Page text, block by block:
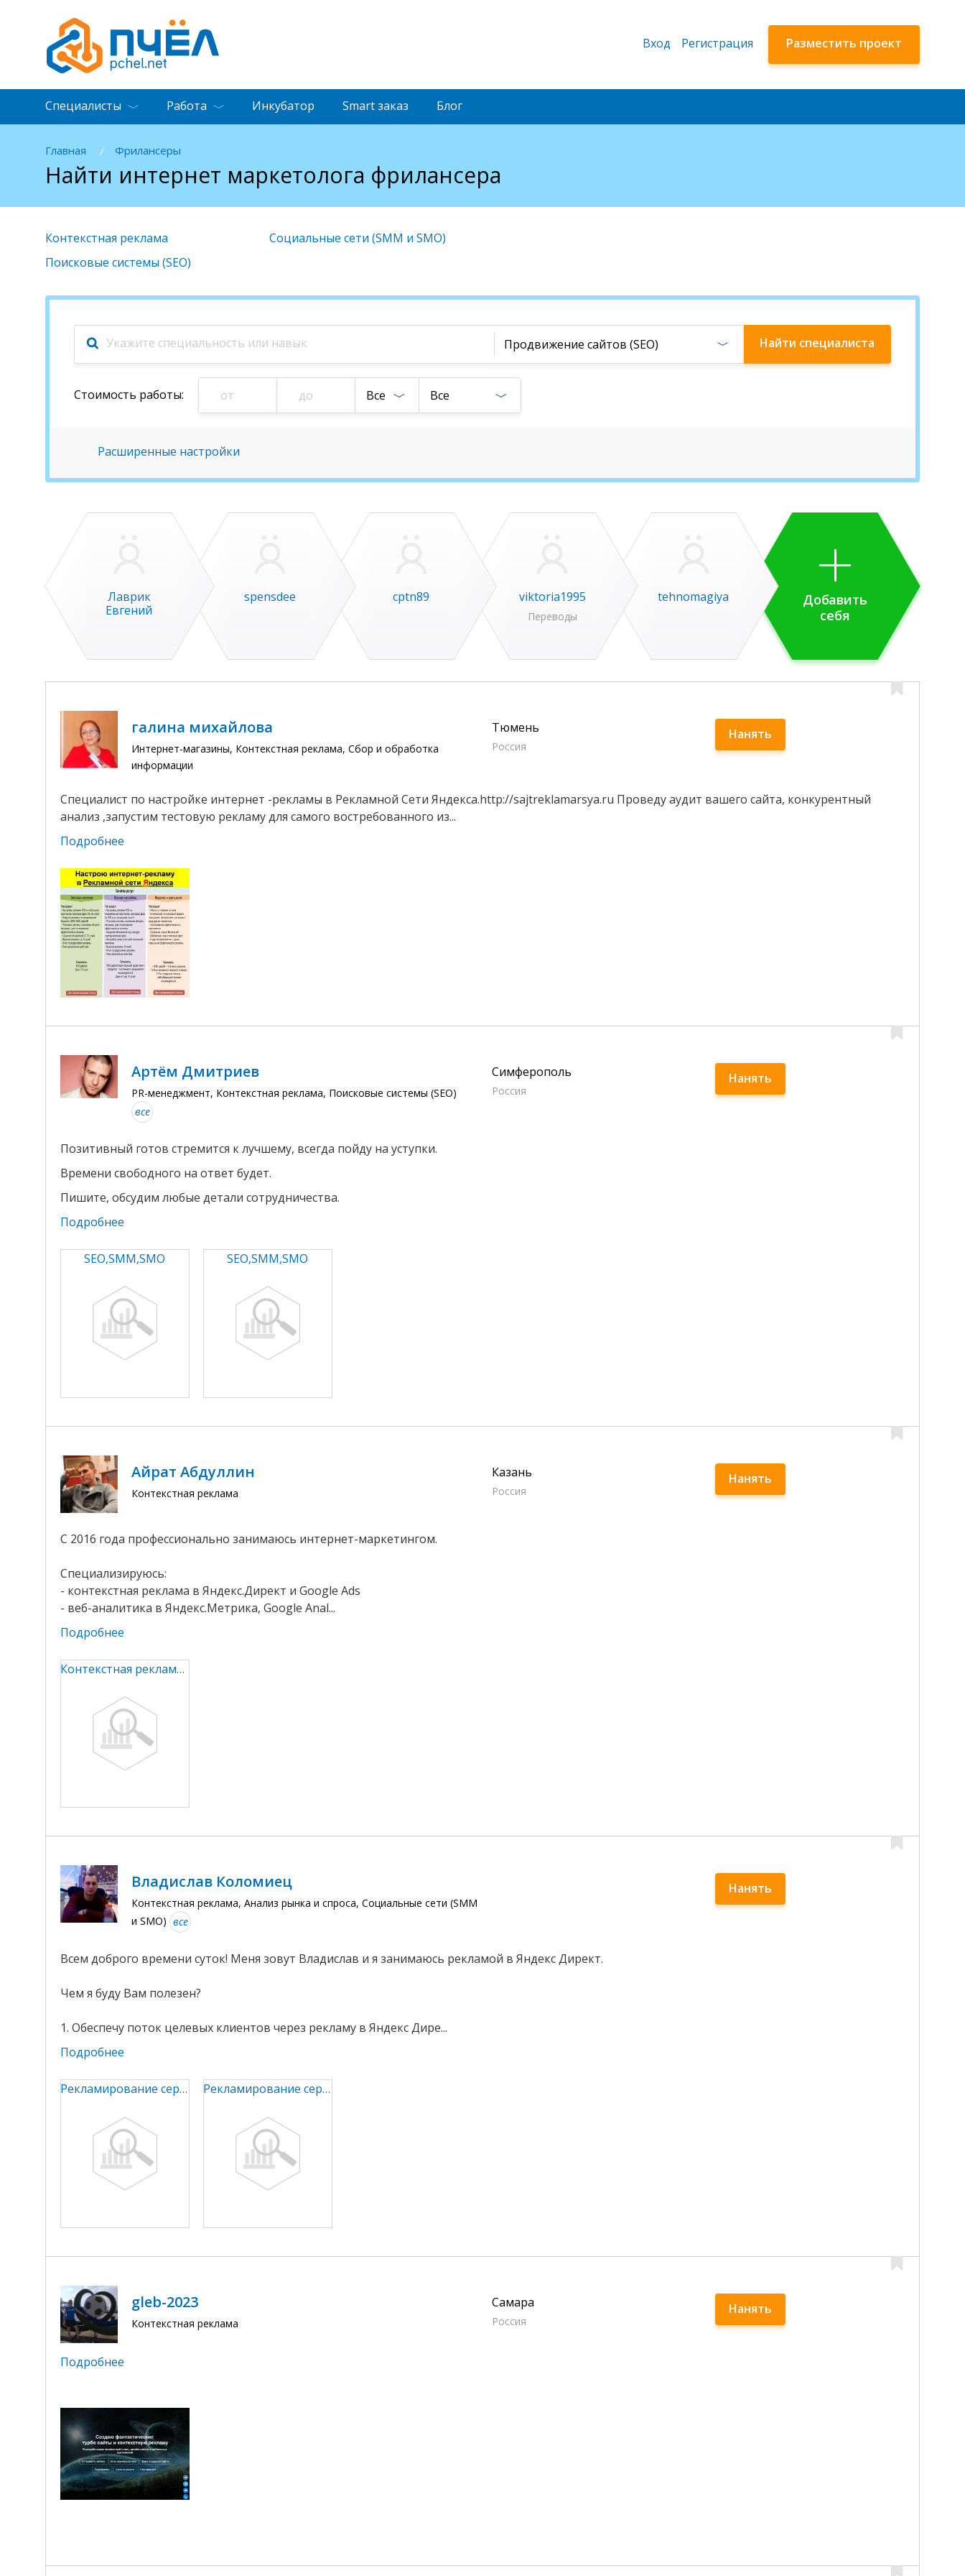
Главная / Фрилансеры
Найти интернет маркетолога фрилансера
Контекстная реклама
Поисковые системы (SEO)
Социальные сети (SMM и SMO)
Продвижение сайтов (SEO) Найти специалиста
Стоимость работы: Все Все
Расширенные настройки
Добавить
себя
tehnomagiya
viktoria1995
Переводы
cptn89
spensdee
Лаврик
Евгений
галина михайлова
Интернет-магазины, Контекстная реклама, Сбор и обработка
информации
Тюмень
Россия
Нанять
Специалист по настройке интернет -рекламы в Рекламной Сети Яндекса.http://sajtreklamarsya.ru Проведу аудит вашего сайта, конкурентный
анализ ,запустим тестовую рекламу для самого востребованного из...
Подробнее
Артём Дмитриев
PR-менеджмент, Контекстная реклама, Поисковые системы (SEO)
все
Симферополь
Россия
Нанять
Позитивный готов стремится к лучшему, всегда пойду на уступки.
Времени свободного на ответ будет.
Пишите, обсудим любые детали сотрудничества.
Подробнее
SEO,SMM,SMO SEO,SMM,SMO
Айрат Абдуллин
Контекстная реклама
Казань
Россия
Нанять
С 2016 года профессионально занимаюсь интернет-маркетингом.
Специализируюсь:
- контекстная реклама в Яндекс.Директ и Google Ads
- веб-аналитика в Яндекс.Метрика, Google Anal...
Подробнее
Контекстная реклама в Яндекс.Директ и Google Ads, аналитика
Владислав Коломиец
Контекстная реклама, Анализ рынка и спроса, Социальные сети (SMM
и SMO) все
Нанять
Всем доброго времени суток! Меня зовут Владислав и я занимаюсь рекламой в Яндекс Директ.
Чем я буду Вам полезен?
1. Обеспечу поток целевых клиентов через рекламу в Яндекс Дире...
Подробнее
Рекламирование сервиса по раскрутке соцсетей 2 Рекламирование сервиса по раскрутке соцсетей
gleb-2023
Контекстная реклама
Самара
Россия
Нанять
Подробнее
Вход Регистрация Разместить проект
Специалисты Работа Инкубатор Smartзаказ Блог